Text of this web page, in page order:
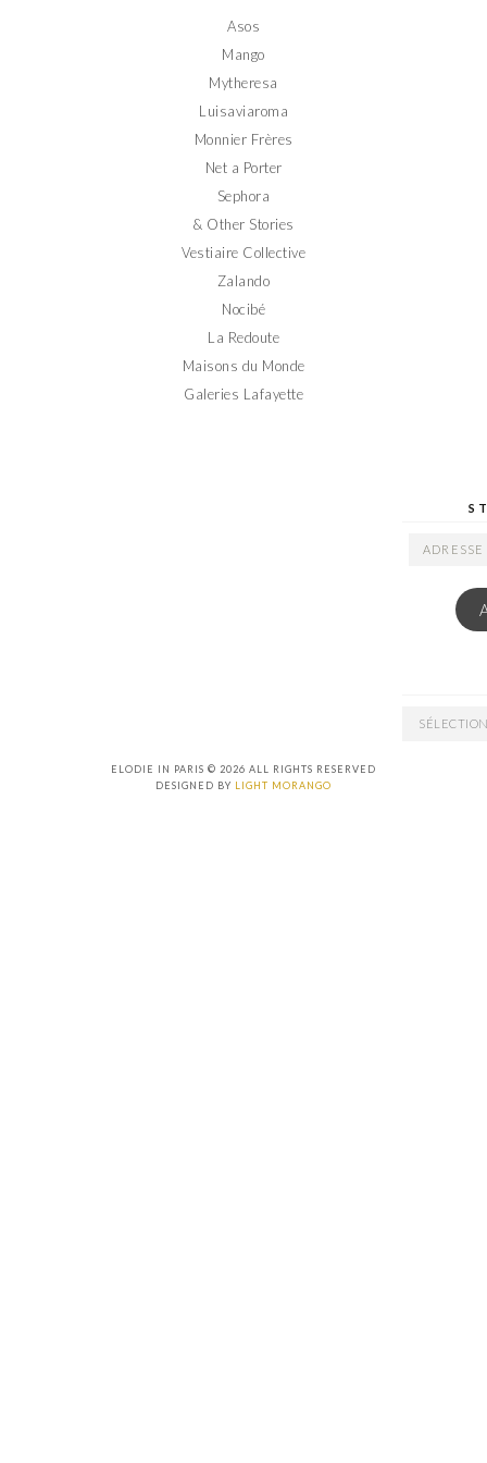
Asos
Mango
Mytheresa
Luisaviaroma
Monnier Frères
Net a Porter
Sephora
& Other Stories
Vestiaire Collective
Zalando
Nocibé
La Redoute
Maisons du Monde
Galeries Lafayette
ADRESSE
ARCHIVES
ELODIE IN PARIS © 2026 ALL RIGHTS RESERVED
DESIGNED BY LIGHT MORANGO